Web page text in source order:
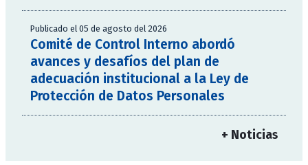
Publicado el 05 de agosto del 2026
Comité de Control Interno abordó
avances y desafíos del plan de
adecuación institucional a la Ley de
Protección de Datos Personales
+ Noticias